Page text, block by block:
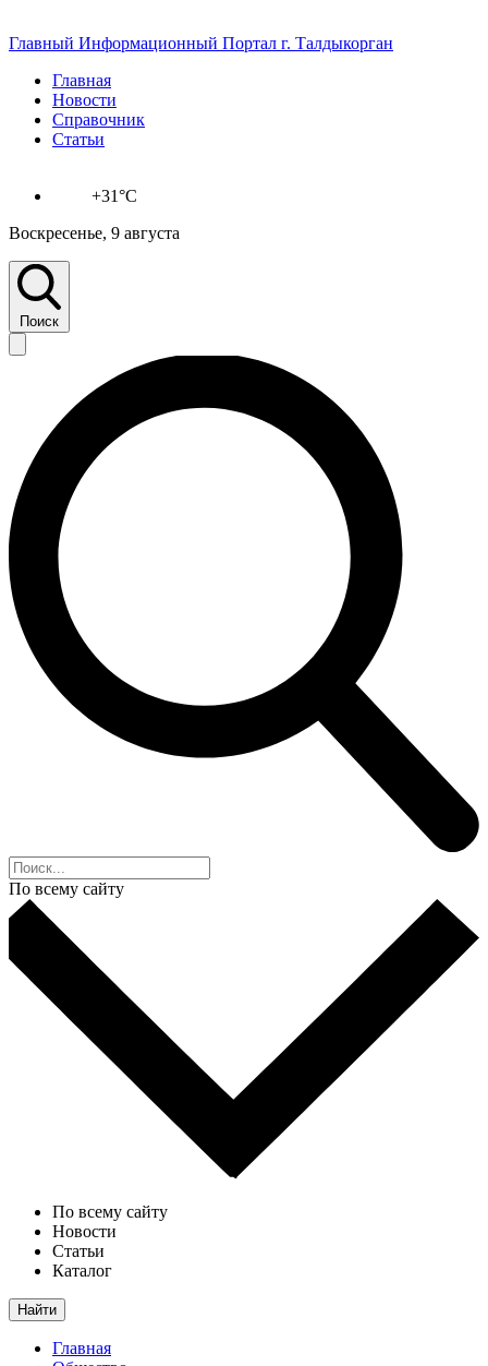
Главный Информационный Портал г. Талдыкорган
Главная
Новости
Справочник
Статьи
+31°C
Воскресенье, 9 августа
Поиск
По всему сайту
По всему сайту
Новости
Статьи
Каталог
Найти
Главная